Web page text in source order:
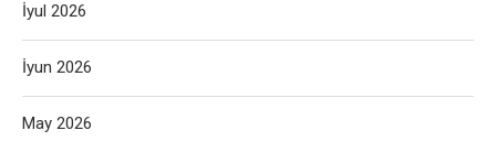
İyul 2026
İyun 2026
May 2026